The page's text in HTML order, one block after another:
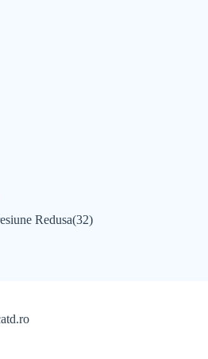
Redusa(32)